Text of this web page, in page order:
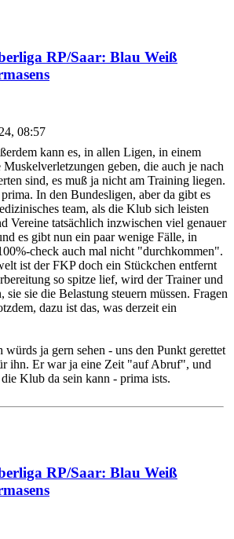
RP/Saar: Blau Weiß
08:57
kann es, in allen Ligen, in einem
geben, die auch je nach
sind, es muß ja nicht am Training liegen.
In den Bundesligen, aber da gibt es
team, als die Klub sich leisten
Vereine tatsächlich inzwischen viel genauer
es gibt nun ein paar wenige Fälle, in
check auch mal nicht "durchkommen".
ist der FKP doch ein Stückchen entfernt
so spitze lief, wird der Trainer und
sie sie die Belastung steuern müssen. Fragen
dazu ist das, was derzeit ein
ja gern sehen - uns den Punkt gerettet
ihn. Er war ja eine Zeit "auf Abruf", und
Klub da sein kann - prima ists.
RP/Saar: Blau Weiß